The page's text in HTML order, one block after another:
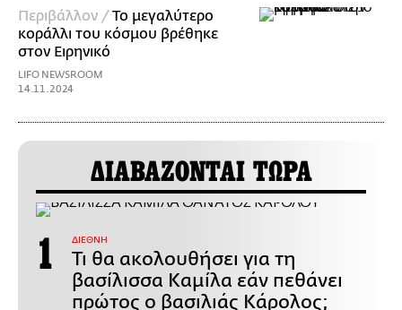
Περιβάλλον /Το μεγαλύτερο
κοράλλι του κόσμου βρέθηκε
στον Ειρηνικό
LIFO NEWSROOM
14.11.2024
ΔΙΑΒΑΖΟΝΤΑΙ ΤΩΡΑ
ΔΙΕΘΝΗ
Τι θα ακολουθήσει για τη
βασίλισσα Καμίλα εάν πεθάνει
πρώτος ο βασιλιάς Κάρολος;